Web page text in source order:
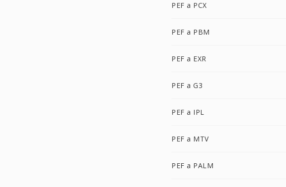
PEF a PCX
PEF a PBM
PEF a EXR
PEF a G3
PEF a IPL
PEF a MTV
PEF a PALM